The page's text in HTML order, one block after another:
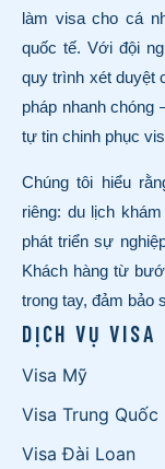
làm visa cho cá
quốc tế. Với đội
quy trình xét duyệt
pháp nhanh chóng
tự tin chinh phục
Chúng tôi hiểu
riêng: du lịch
phát triển sự
Khách hàng từ
trong tay, đảm bảo
DỊCH VỤ VISA
Visa Mỹ
Visa Trung Quốc
Visa Đài Loan